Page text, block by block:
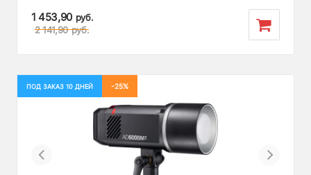
1 453,90 руб.
2 141,90 руб.
ПОД ЗАКАЗ 10 ДНЕЙ -25%
Previous Next